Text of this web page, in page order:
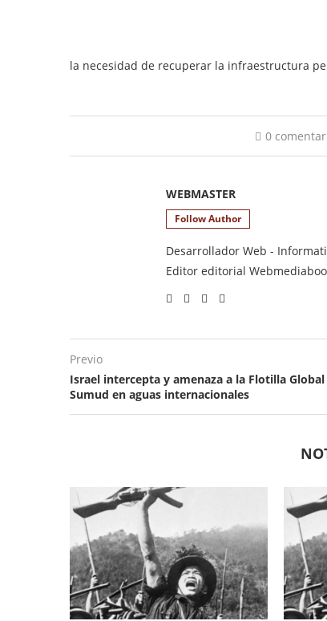
la necesidad de recuperar la infraestructura
0
WEBMASTER
Follow Author
Desarrollador Web -
Editor editorial
Previo
Israel intercepta y amenaza a la Flotilla Global
Sumud en aguas internacionales